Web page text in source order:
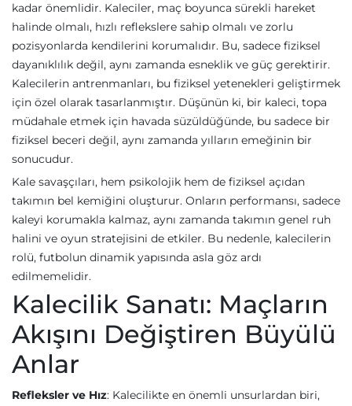
kadar önemlidir. Kaleciler, maç boyunca sürekli hareket
halinde olmalı, hızlı reflekslere sahip olmalı ve zorlu
pozisyonlarda kendilerini korumalıdır. Bu, sadece fiziksel
dayanıklılık değil, aynı zamanda esneklik ve güç gerektirir.
Kalecilerin antrenmanları, bu fiziksel yetenekleri geliştirmek
için özel olarak tasarlanmıştır. Düşünün ki, bir kaleci, topa
müdahale etmek için havada süzüldüğünde, bu sadece bir
fiziksel beceri değil, aynı zamanda yılların emeğinin bir
sonucudur.
Kale savaşçıları, hem psikolojik hem de fiziksel açıdan
takımın bel kemiğini oluşturur. Onların performansı, sadece
kaleyi korumakla kalmaz, aynı zamanda takımın genel ruh
halini ve oyun stratejisini de etkiler. Bu nedenle, kalecilerin
rolü, futbolun dinamik yapısında asla göz ardı
edilmemelidir.
Kalecilik Sanatı: Maçların
Akışını Değiştiren Büyülü
Anlar
Refleksler ve Hız: Kalecilikte en önemli unsurlardan biri,